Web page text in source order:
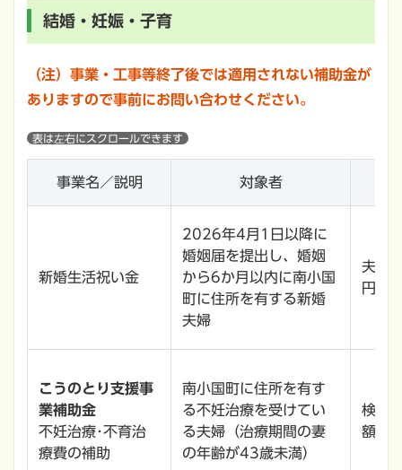
結婚・妊娠・子育
（注）事業・工事等終了後では適用されない補助金が
ありますので事前にお問い合わせください。
事業名／説明 対象者
新婚生活祝い金
2026年4月1日以降に
婚姻届を提出し、婚姻
から6か月以内に南小国
町に住所を有する新婚
夫婦
夫婦
円
こうのとり支援事
業補助金
不妊治療･不育治
療費の補助
南小国町に住所を有す
る不妊治療を受けてい
る夫婦（治療期間の妻
の年齢が43歳未満）
検査･
額